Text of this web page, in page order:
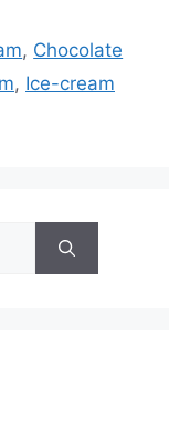
, Chocolate
, Ice-cream